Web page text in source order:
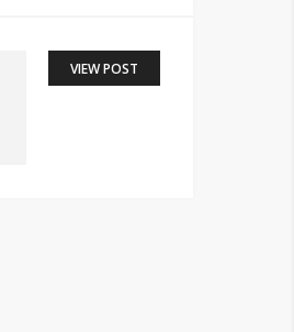
VIEW POST